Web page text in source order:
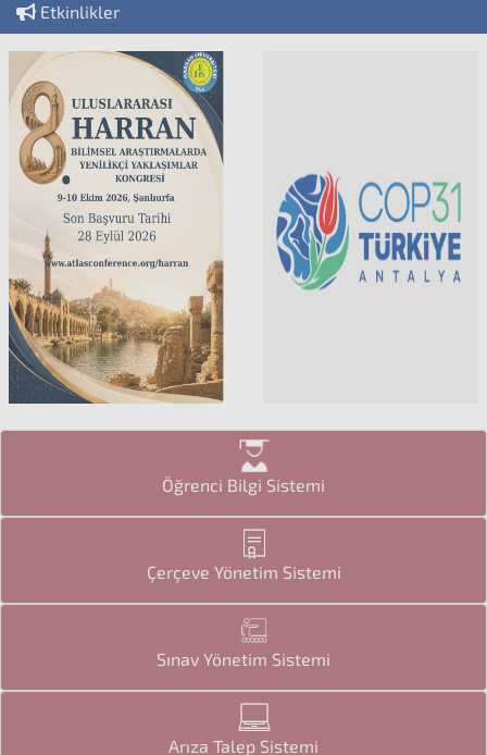
Etkinlikler
Öğrenci Bilgi Sistemi
Çerçeve Yönetim Sistemi
Sınav Yönetim Sistemi
Arıza Talep Sistemi